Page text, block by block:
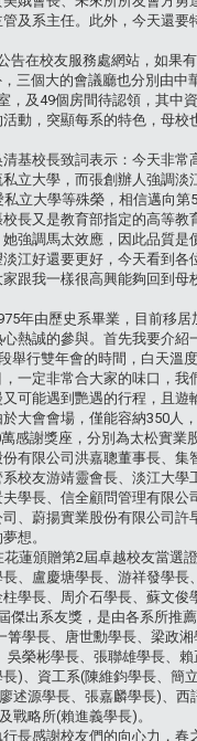
及系主任。此外，今天還
告在校友服務處網站，如果
三個大的會議廳也分別由
，及49個房間待認領，其中
動，突顯每系的特色，母
基校長致詞表示：今天非
立大學，而張創辦人強調
立大學等殊榮，相信邁向
長又是教育部指定的高等
強調馬太效應，因此品質
江好還要更好，今天看到各
跟我一樣很高興能夠回到
年由歷史系畢業，目前移
熱誠的參與。首先我要介
舉行雙年會的時間，白天溫
一定非常合大家的味口，
可能遇到艷遇的行程，且
大會會場，僅能容納350人
感謝獎座，分別為太松實
有限公司洪嘉聰董事長、
校友游靖靈會長、淡江大
學長、信全顧問管理有限
、蔚揚實業股份有限公司
想。
蓮頒贈第2屆卓越校友當選
、盧慶塘學長、游祥發學
學長、周介石學長、蘇文俊
傑出系友獎，是由各系所推
箐學長、唐世勳學長、梁政
吳榮彬學長、張聯雄學長、
)、資工系(陳維鈞學長、簡
述源學長、張嘉麟學長)、
戰略所(賴進義學長)。
長感謝校友們的向心力，